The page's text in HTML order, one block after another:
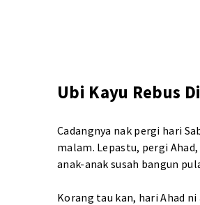
Ubi Kayu Rebus
Cadangnya nak pergi hari
malam. Lepastu, pergi
anak-anak susah bangun
Korang tau kan, hari Ahad